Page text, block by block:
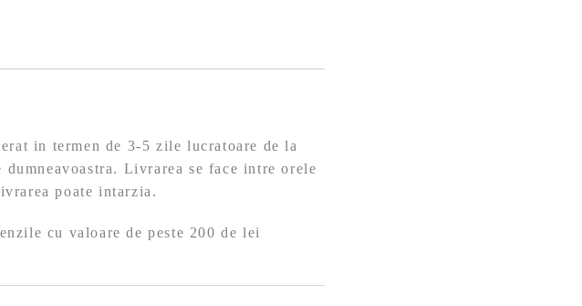
in termen de 3-5 zile lucratoare de la
Livrarea se face intre orele
poate intarzia.
cu valoare de peste 200 de lei